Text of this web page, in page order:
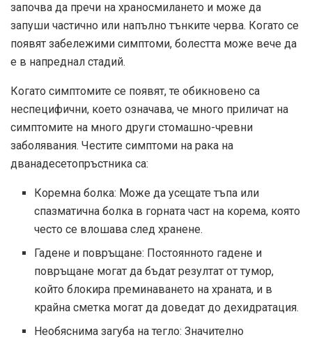
започва да пречи на храносмилането и може да
запуши частично или напълно тънките черва. Когато се
появят забележими симптоми, болестта може вече да
е в напреднал стадий.
Когато симптомите се появят, те обикновено са
неспецифични, което означава, че много приличат на
симптомите на много други стомашно-чревни
заболявания. Честите симптоми на рака на
дванадесетопръстника са:
Коремна болка: Може да усещате тъпа или
спазматична болка в горната част на корема, която
често се влошава след хранене.
Гадене и повръщане: Постоянното гадене и
повръщане могат да бъдат резултат от тумор,
който блокира преминаването на храната, и в
крайна сметка могат да доведат до дехидратация.
Необяснима загуба на тегло: Значително